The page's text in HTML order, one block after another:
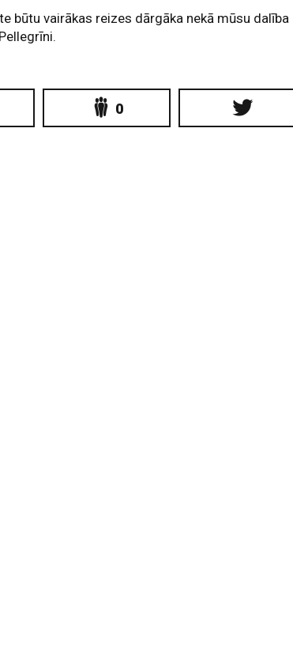
būtu vairākas reizes dārgāka nekā mūsu dalība
0